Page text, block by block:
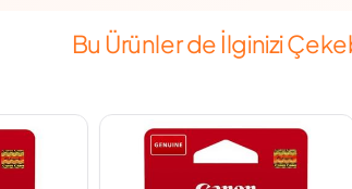
Bu Ürünler de İlginizi